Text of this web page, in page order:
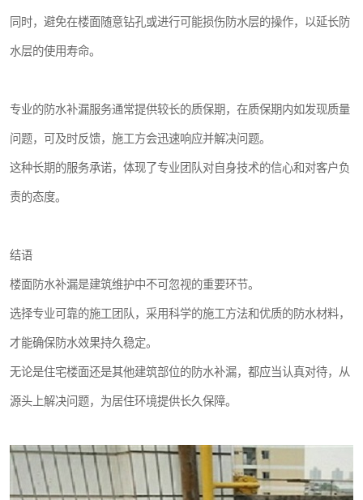
同时，避免在楼面随意钻孔或进行可能损伤防水层的操作，以延长防
水层的使用寿命。
专业的防水补漏服务通常提供较长的质保期，在质保期内如发现质量
问题，可及时反馈，施工方会迅速响应并解决问题。
这种长期的服务承诺，体现了专业团队对自身技术的信心和对客户负
责的态度。
结语
楼面防水补漏是建筑维护中不可忽视的重要环节。
选择专业可靠的施工团队，采用科学的施工方法和优质的防水材料，
才能确保防水效果持久稳定。
无论是住宅楼面还是其他建筑部位的防水补漏，都应当认真对待，从
源头上解决问题，为居住环境提供长久保障。